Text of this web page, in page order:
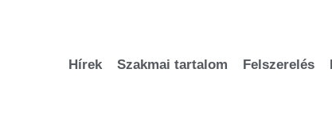
Hírek Szakmai tartalom Felszerelés